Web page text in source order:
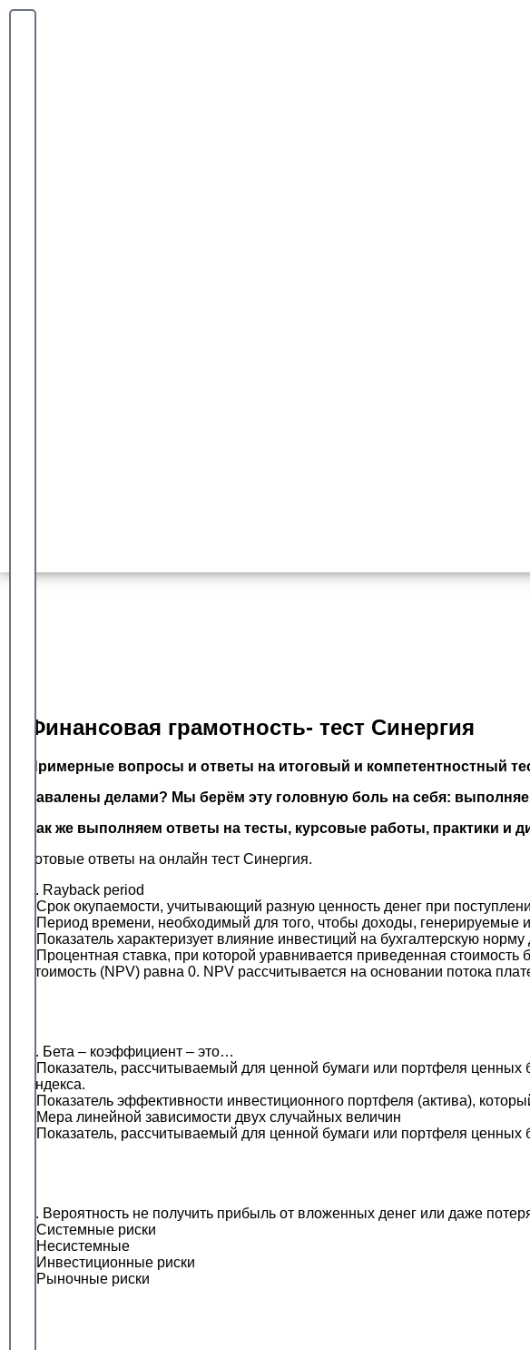
Решение тестов
Университета СИНЕРГИЯ, МТИ, МОИ и МОСАП
Узнай стоимость - это бесплатно! ЖМИ
Гарантия сдачи
Финансовая грамотность- тест Синергия
Примерные вопросы и ответы на итоговый и компетентностный
Завалены делами? Мы берём эту головную боль на себя:
Так же выполняем ответы на тесты, курсовые работы, практики
Готовые ответы на онлайн тест Синергия.
1. Rayback period
• Срок окупаемости, учитывающий разную ценность денег при
• Период времени, необходимый для того, чтобы доходы, генерируемые
• Показатель характеризует влияние инвестиций на бухгалтерскую
• Процентная ставка, при которой уравнивается приведенная
стоимость (NPV) равна 0. NPV рассчитывается на основании потока
2. Бета – коэффициент – это…
• Показатель, рассчитываемый для ценной бумаги или портфеля
индекса.
• Показатель эффективности инвестиционного портфеля (актива),
• Мера линейной зависимости двух случайных величин
• Показатель, рассчитываемый для ценной бумаги или портфеля ценных
3. Вероятность не получить прибыль от вложенных денег или даже
• Системные риски
• Несистемные
• Инвестиционные риски
• Рыночные риски